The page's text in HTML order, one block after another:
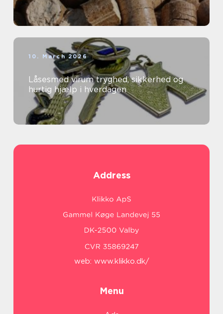
10. March 2026
Låsesmed virum tryghed, sikkerhed og
hurtig hjælp i hverdagen
Address
web: www.klikko.dk/
Menu